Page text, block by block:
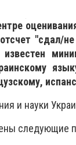
"сдал/
и науки
следующие